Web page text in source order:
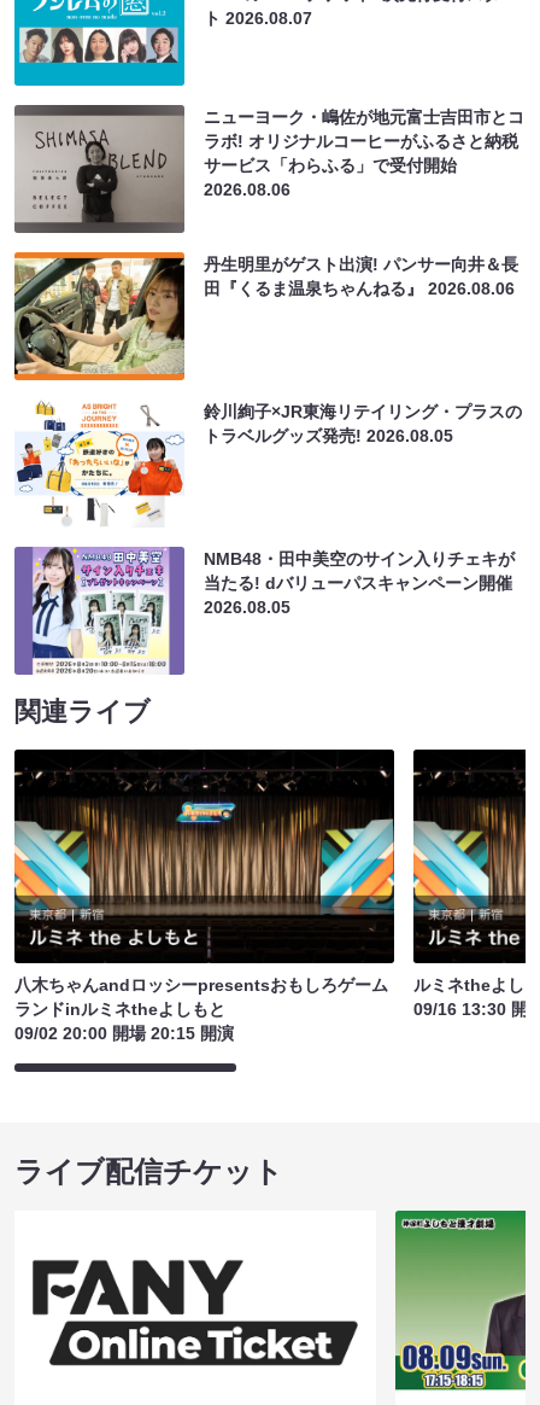
ト2026.08.07
ニューヨーク・嶋佐が地元富士吉田市とコ
ラボ! オリジナルコーヒーがふるさと納税
サービス「わらふる」で受付開始
2026.08.06
丹生明里がゲスト出演! パンサー向井＆長
田『くるま温泉ちゃんねる』2026.08.06
鈴川絢子×JR東海リテイリング・プラスの
トラベルグッズ発売!2026.08.05
NMB48・田中美空のサイン入りチェキが
当たる! dバリューパスキャンペーン開催
2026.08.05
関連ライブ
八木ちゃんandロッシーpresentsおもしろゲーム
ランドinルミネtheよしもと
09/02 20:00 開場 20:15 開演
ルミネtheよし
09/16 13:30 開
ライブ配信チケット